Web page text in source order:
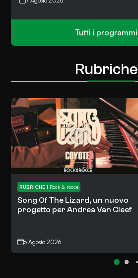
Tutti i programmi
Rubriche
RUBRICHE| Rock & rocce
Song Of The Lizard, un nuovo
progetto per Andrea Van Cleef
6 Agosto 2026